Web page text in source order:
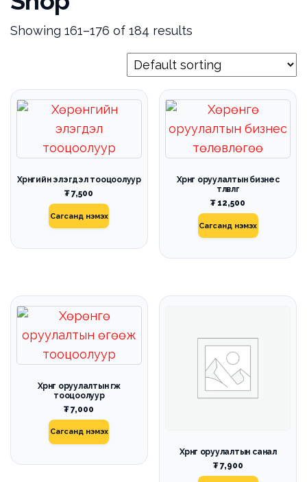
Showing 161–176 of 184 results
Хөрөнгийн элэгдэл тооцоолуур
₮7,500
Сагсанд нэмэх
Хөрөнгө оруулалтын бизнес
төлөвлөгөө
₮12,500
Сагсанд нэмэх
Хөрөнгө оруулалтын өгөөж
тооцоолуур
₮7,000
Сагсанд нэмэх
Хөрөнгө оруулалтын санал
₮7,900